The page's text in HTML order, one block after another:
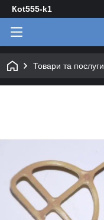
Кot555-k1
Товари та послуги